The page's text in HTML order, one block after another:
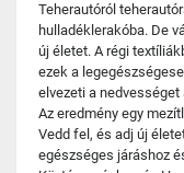
Teherautóról
hulladéklerakóba. De
új életet. A régi
ezek a
elvezeti a
Az eredmény egy
Vedd fel, és adj új
egészséges járáshoz